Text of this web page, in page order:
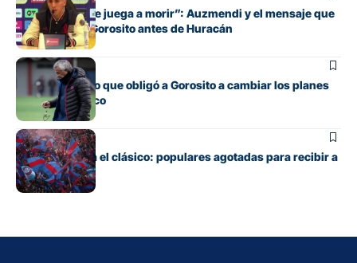
“Cada pelota se juega a morir”: Auzmendi y el mensaje que
transmitió de Gorosito antes de Huracán
Fútbol
El contratiempo que obligó a Gorosito a cambiar los planes
antes del clásico
Fútbol
Boedo ya juega el clásico: populares agotadas para recibir a
Huracán